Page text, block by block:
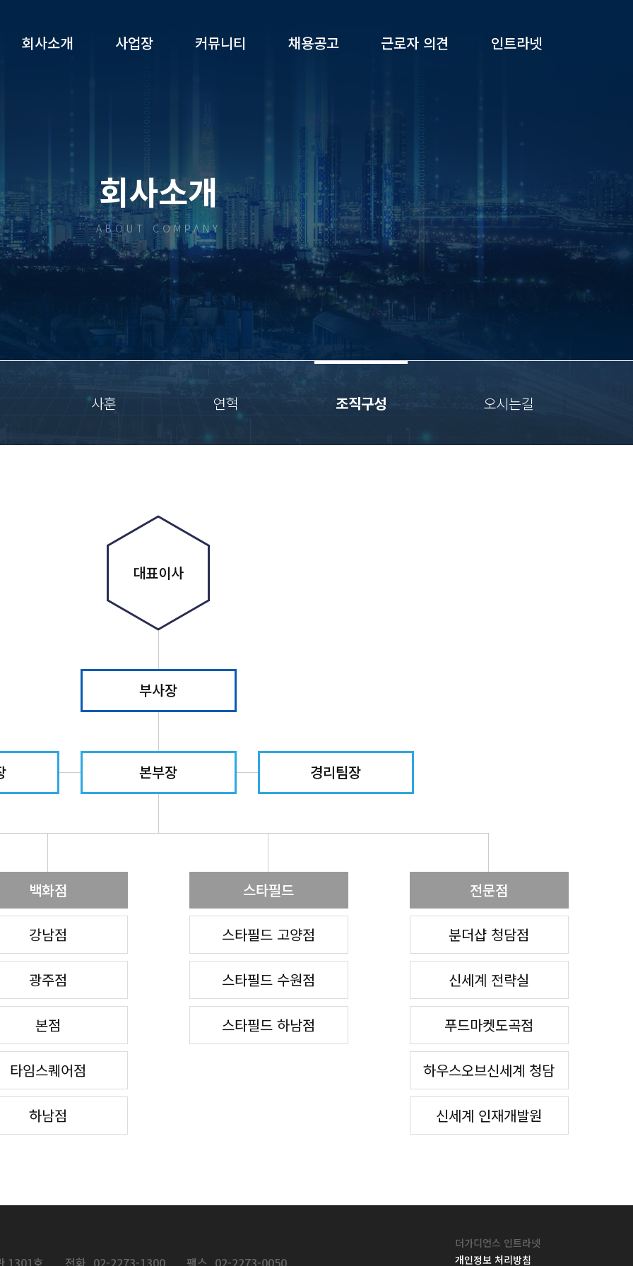
회사소개 사업장 커뮤니티 채용공고 근로자 의견 인트라넷
회사소개
ABOUT COMPANY
사훈 연혁 조직구성 오시는길
대표이사
부사장
본부장 경리팀장
백화점
강남점
광주점
본점
타임스퀘어점
하남점
스타필드
스타필드 고양점
스타필드 수원점
스타필드 하남점
전문점
분더샵 청담점
신세계 전략실
푸드마켓도곡점
하우스오브신세계 청담
신세계 인재개발원
1301호 전화 02-2273-1300 팩스 02-2273-0050
더가디언스 인트라넷
개인정보 처리방침